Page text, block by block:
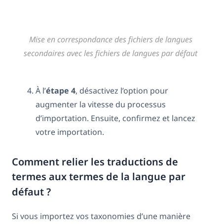
Mise en correspondance des fichiers de langues
secondaires avec les fichiers de langues par défaut
À l’étape 4, désactivez l’option pour
augmenter la vitesse du processus
d’importation. Ensuite, confirmez et lancez
votre importation.
Comment relier les traductions de
termes aux termes de la langue par
défaut ?
Si vous importez vos taxonomies d’une manière